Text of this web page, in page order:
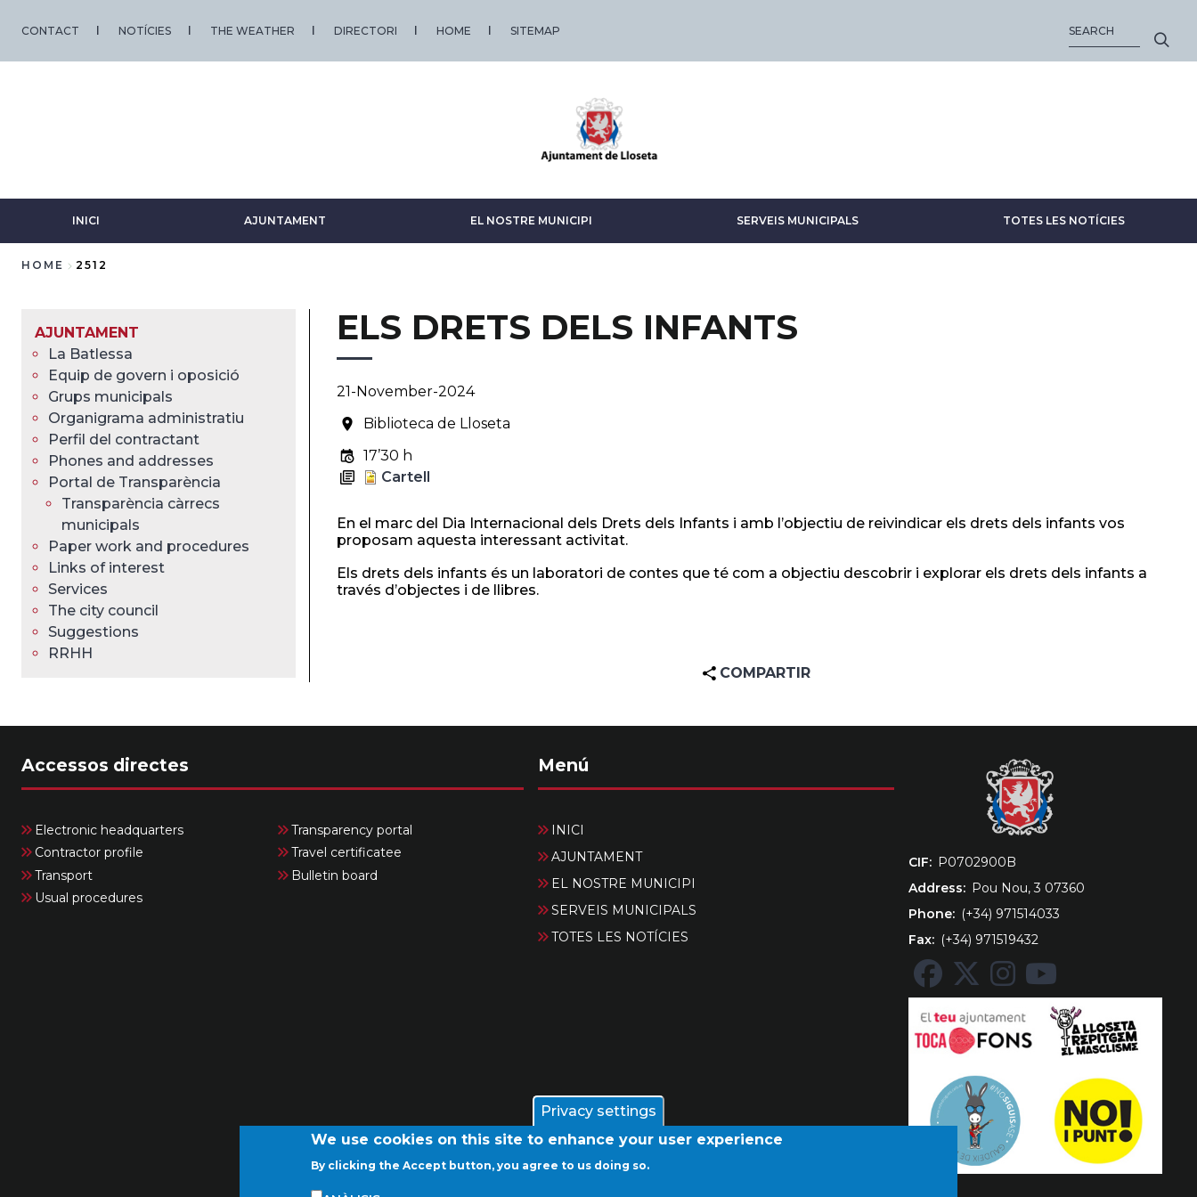
CONTACT NOTÍCIES THE WEATHER DIRECTORI HOME SITEMAP
INICI AJUNTAMENT EL NOSTRE MUNICIPI SERVEIS MUNICIPALS TOTES LES NOTÍCIES
HOME 2512
AJUNTAMENT
La Batlessa
Equip de govern i oposició
Grups municipals
Organigrama administratiu
Perfil del contractant
Phones and addresses
Portal de Transparència
Transparència càrrecs
municipals
Paper work and procedures
Links of interest
Services
The city council
Suggestions
RRHH
ELS DRETS DELS INFANTS
21-November-2024
Biblioteca de Lloseta
17’30 h
Cartell
En el marc del Dia Internacional dels Drets dels Infants i amb l’objectiu de reivindicar els drets dels infants vos
proposam aquesta interessant activitat.
Els drets dels infants és un laboratori de contes que té com a objectiu descobrir i explorar els drets dels infants a
través d’objectes i de llibres.
COMPARTIR
Accessos directes
Electronic headquarters
Transparency portal
Contractor profile
Travel certificatee
Transport
Bulletin board
Usual procedures
Menú
INICI
AJUNTAMENT
EL NOSTRE MUNICIPI
SERVEIS MUNICIPALS
TOTES LES NOTÍCIES
CIF
‎P0702900B
Address
Pou Nou, 3 07360
Phone
(+34) 971514033
Fax
(+34) 971519432
Privacy settings
We use cookies on this site to enhance your user experience
By clicking the Accept button, you agree to us doing so.